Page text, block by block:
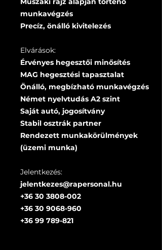
munkavégzés
Precíz, önálló kivitelezés
Elvárások:
Érvényes hegesztői minősítés
MAG hegesztési tapasztalat
Önálló, megbízható munkavégzés
Német nyelvtudás A2 szint
Saját autó, jogosítvány
Stabil osztrák partner
Rendezett munkakörülmények
(üzemi munka)
Jelentkezés:
jelentkezes@rapersonal.hu
+36 30 3808-002
+36 30 9068-960
+36 99 789-821